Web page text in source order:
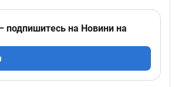
подпишитесь на Новини на